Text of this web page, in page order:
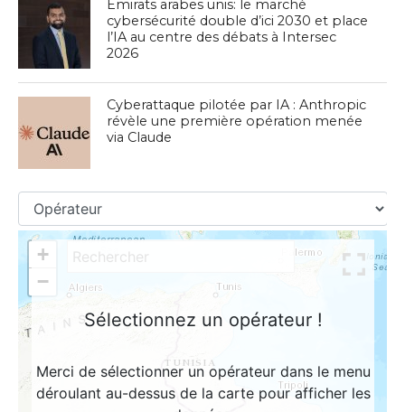
Émirats arabes unis: le marché
cybersécurité double d’ici 2030 et place
l’IA au centre des débats à Intersec
2026
Cyberattaque pilotée par IA : Anthropic
révèle une première opération menée
via Claude